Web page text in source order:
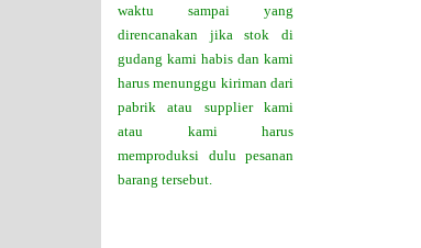
waktu sampai yang
direncanakan jika stok di
gudang kami habis dan kami
harus menunggu kiriman dari
pabrik atau supplier kami
atau kami harus
memproduksi dulu pesanan
barang tersebut.